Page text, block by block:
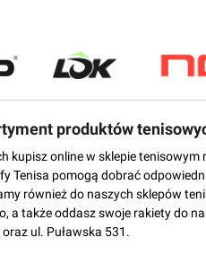
produktów
kupisz online w sklepie
Tenisa pomogą dobrać
również do naszych sklepów
także oddasz swoje rakiety do
ul. Puławska 531.